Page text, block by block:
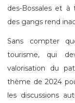
des-Bossales et à
des gangs rend
Sans compter
tourisme, qui
valorisation du
thème de 2024
les discussions